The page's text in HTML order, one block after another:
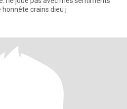
crains dieu j